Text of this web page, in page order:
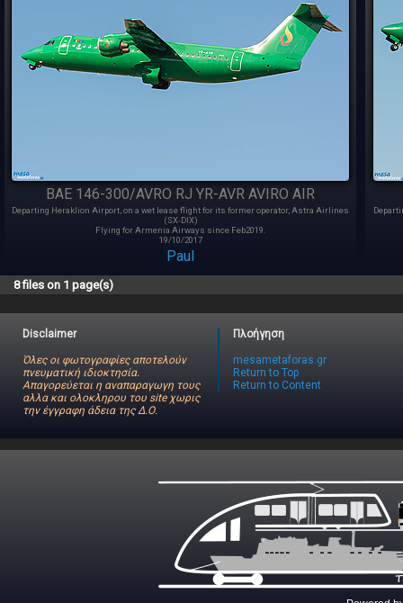
BAE 146-300/AVRO RJ YR-AVR AVIRO AIR
Departing Heraklion Airport, on a wet lease flight for its former operator, Astra Airlines
(SX-DIX)
Flying for Armenia Airways since Feb2019.
19/10/2017
Paul
8 files on 1 page(s)
Disclaimer
Όλες οι φωτογραφίες αποτελούν
πνευματική ιδιοκτησία.
Απαγορεύεται η αναπαραγωγη τους
αλλα και ολοκληρου του site χωρις
την έγγραφη άδεια της Δ.Ο.
Πλοήγηση
mesametaforas.gr
Return to Top
Return to Content